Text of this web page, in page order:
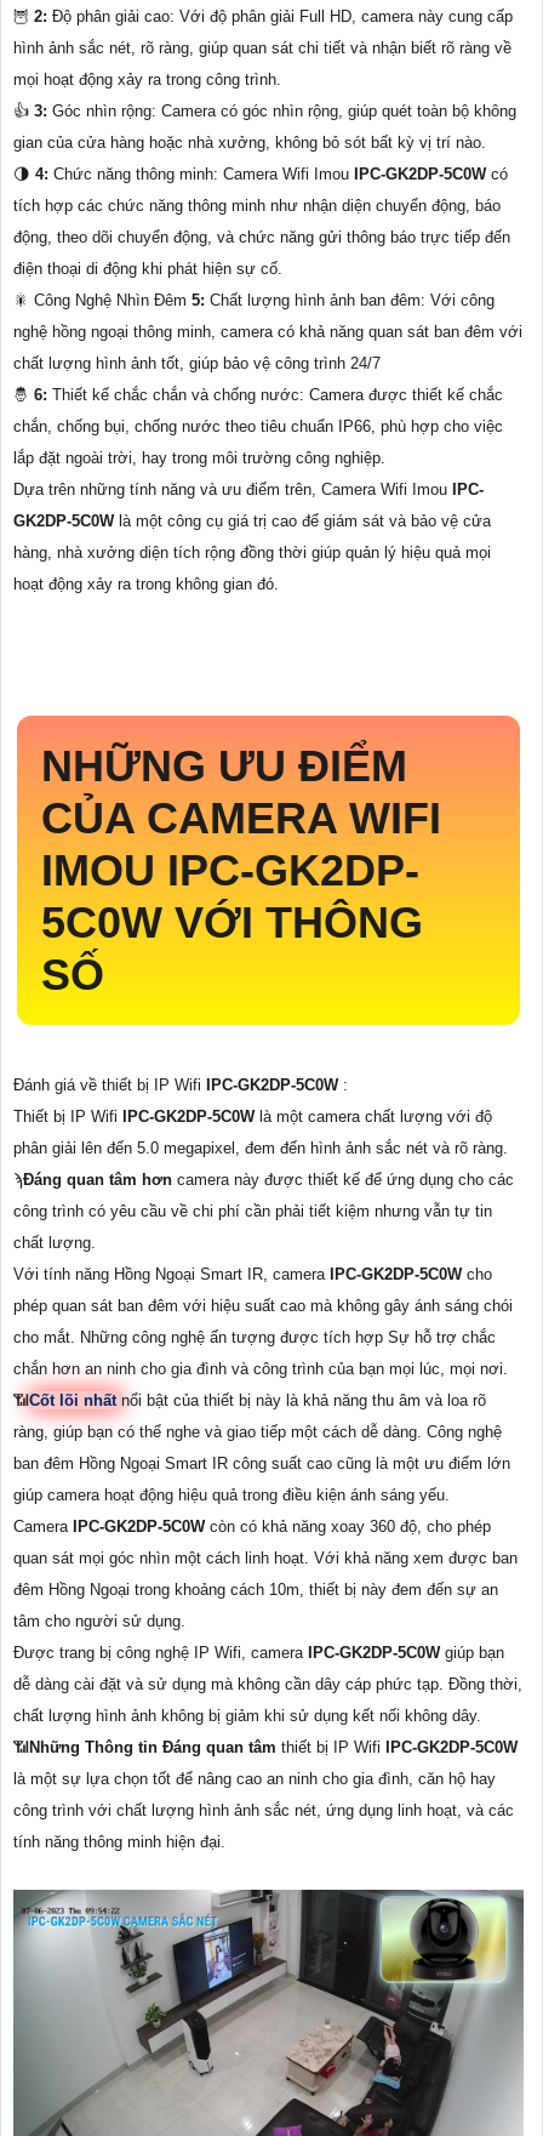
🦉 2: Độ phân giải cao: Với độ phân giải Full HD, camera này cung cấp
hình ảnh sắc nét, rõ ràng, giúp quan sát chi tiết và nhận biết rõ ràng về
mọi hoạt động xảy ra trong công trình.
👍 3: Góc nhìn rộng: Camera có góc nhìn rộng, giúp quét toàn bộ không
gian của cửa hàng hoặc nhà xưởng, không bỏ sót bất kỳ vị trí nào.
🌗 4: Chức năng thông minh: Camera Wifi Imou IPC-GK2DP-5C0W có
tích hợp các chức năng thông minh như nhận diện chuyển động, báo
động, theo dõi chuyển động, và chức năng gửi thông báo trực tiếp đến
điện thoại di động khi phát hiện sự cố.
🎇 Công Nghệ Nhìn Đêm 5: Chất lượng hình ảnh ban đêm: Với công
nghệ hồng ngoại thông minh, camera có khả năng quan sát ban đêm với
chất lượng hình ảnh tốt, giúp bảo vệ công trình 24/7
🤴 6: Thiết kế chắc chắn và chống nước: Camera được thiết kế chắc
chắn, chống bụi, chống nước theo tiêu chuẩn IP66, phù hợp cho việc
lắp đặt ngoài trời, hay trong môi trường công nghiệp.
Dựa trên những tính năng và ưu điểm trên, Camera Wifi Imou
IPC-
GK2DP-5C0W là một công cụ giá trị cao để giám sát và bảo vệ cửa
hàng, nhà xưởng diện tích rộng đồng thời giúp quản lý hiệu quả mọi
hoạt động xảy ra trong không gian đó.
NHỮNG ƯU ĐIỂM
CỦA CAMERA WIFI
IMOU IPC-GK2DP-
5C0W VỚI THÔNG
SỐ
Đánh giá về thiết bị IP Wifi IPC-GK2DP-5C0W :
Thiết bị IP Wifi
IPC-GK2DP-5C0W là một camera chất lượng với độ
phân giải lên đến 5.0 megapixel, đem đến hình ảnh sắc nét và rõ ràng.
ϡĐáng quan tâm hơn camera này được thiết kế để ứng dụng cho các
công trình có yêu cầu về chi phí cần phải tiết kiệm nhưng vẫn tự tin
chất lượng.
Với tính năng Hồng Ngoại Smart IR, camera IPC-GK2DP-5C0W cho
phép quan sát ban đêm với hiệu suất cao mà không gây ánh sáng chói
cho mắt. Những công nghệ ấn tượng được tích hợp Sự hỗ trợ chắc
chắn hơn an ninh cho gia đình và công trình của bạn mọi lúc, mọi nơi.
📶Cốt lõi nhất nổi bật của thiết bị này là khả năng thu âm và loa rõ
ràng, giúp bạn có thể nghe và giao tiếp một cách dễ dàng. Công nghệ
ban đêm Hồng Ngoại Smart IR công suất cao cũng là một ưu điểm lớn
giúp camera hoạt động hiệu quả trong điều kiện ánh sáng yếu.
Camera IPC-GK2DP-5C0W còn có khả năng xoay 360 độ, cho phép
quan sát mọi góc nhìn một cách linh hoạt. Với khả năng xem được ban
đêm Hồng Ngoại trong khoảng cách 10m, thiết bị này đem đến sự an
tâm cho người sử dụng.
Được trang bị công nghệ IP Wifi, camera IPC-GK2DP-5C0W giúp bạn
dễ dàng cài đặt và sử dụng mà không cần dây cáp phức tạp. Đồng thời,
chất lượng hình ảnh không bị giảm khi sử dụng kết nối không dây.
📶 Những Thông tin Đáng quan tâm thiết bị IP Wifi
IPC-GK2DP-5C0W
là một sự lựa chọn tốt để nâng cao an ninh cho gia đình, căn hộ hay
công trình với chất lượng hình ảnh sắc nét, ứng dụng linh hoạt, và các
tính năng thông minh hiện đại.